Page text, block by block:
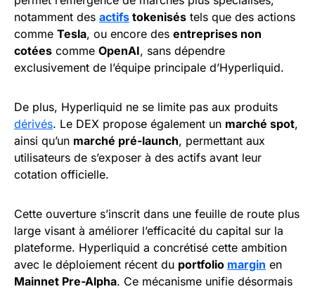
notamment des actifs tokenisés tels que des actions
comme Tesla, ou encore des entreprises non
cotées comme OpenAI, sans dépendre
exclusivement de l’équipe principale d’Hyperliquid.
De plus, Hyperliquid ne se limite pas aux produits
dérivés. Le DEX propose également un marché spot,
ainsi qu’un marché pré-launch, permettant aux
utilisateurs de s’exposer à des actifs avant leur
cotation officielle.
Cette ouverture s’inscrit dans une feuille de route plus
large visant à améliorer l’efficacité du capital sur la
plateforme. Hyperliquid a concrétisé cette ambition
avec le déploiement récent du portfolio margin en
Mainnet Pre-Alpha. Ce mécanisme unifie désormais